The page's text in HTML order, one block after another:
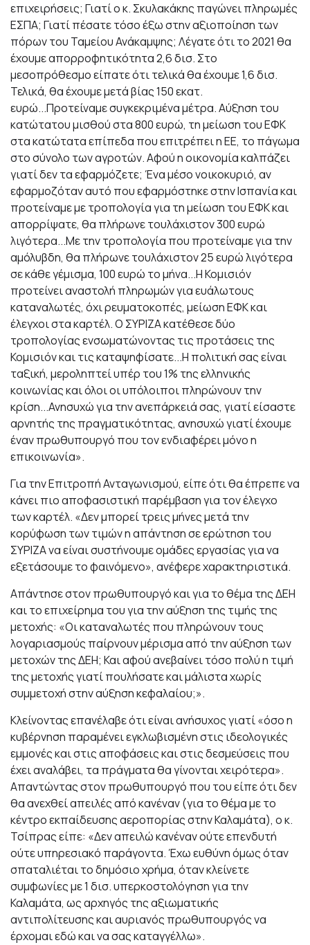
επιχειρήσεις; Γιατί ο κ. Σκυλακάκης παγώνει πληρωμές
ΕΣΠΑ; Γιατί πέσατε τόσο έξω στην αξιοποίηση των
πόρων του Ταμείου Ανάκαμψης; Λέγατε ότι το 2021 θα
έχουμε απορροφητικότητα 2,6 δισ. Στο
μεσοπρόθεσμο είπατε ότι τελικά θα έχουμε 1,6 δισ.
Τελικά, θα έχουμε μετά βίας 150 εκατ.
ευρώ...Προτείναμε συγκεκριμένα μέτρα. Αύξηση του
κατώτατου μισθού στα 800 ευρώ, τη μείωση του ΕΦΚ
στα κατώτατα επίπεδα που επιτρέπει η ΕΕ, το πάγωμα
στο σύνολο των αγροτών. Αφού η οικονομία καλπάζει
γιατί δεν τα εφαρμόζετε; Ένα μέσο νοικοκυριό, αν
εφαρμοζόταν αυτό που εφαρμόστηκε στην Ισπανία και
προτείναμε με τροπολογία για τη μείωση του ΕΦΚ και
απορρίψατε, θα πλήρωνε τουλάχιστον 300 ευρώ
λιγότερα...Με την τροπολογία που προτείναμε για την
αμόλυβδη, θα πλήρωνε τουλάχιστον 25 ευρώ λιγότερα
σε κάθε γέμισμα, 100 ευρώ το μήνα...Η Κομισιόν
προτείνει αναστολή πληρωμών για ευάλωτους
καταναλωτές, όχι ρευματοκοπές, μείωση ΕΦΚ και
έλεγχοι στα καρτέλ. Ο ΣΥΡΙΖΑ κατέθεσε δύο
τροπολογίας ενσωματώνοντας τις προτάσεις της
Κομισιόν και τις καταψηφίσατε...Η πολιτική σας είναι
ταξική, μεροληπτεί υπέρ του 1% της ελληνικής
κοινωνίας και όλοι οι υπόλοιποι πληρώνουν την
κρίση...Ανησυχώ για την ανεπάρκειά σας, γιατί είσαστε
αρνητής της πραγματικότητας, ανησυχώ γιατί έχουμε
έναν πρωθυπουργό που τον ενδιαφέρει μόνο η
επικοινωνία».
Για την Επιτροπή Ανταγωνισμού, είπε ότι θα έπρεπε να
κάνει πιο αποφασιστική παρέμβαση για τον έλεγχο
των καρτέλ. «Δεν μπορεί τρεις μήνες μετά την
κορύφωση των τιμών η απάντηση σε ερώτηση του
ΣΥΡΙΖΑ να είναι συστήνουμε ομάδες εργασίας για να
εξετάσουμε το φαινόμενο», ανέφερε χαρακτηριστικά.
Απάντησε στον πρωθυπουργό και για το θέμα της ΔΕΗ
και το επιχείρημα του για την αύξηση της τιμής της
μετοχής: «Οι καταναλωτές που πληρώνουν τους
λογαριασμούς παίρνουν μέρισμα από την αύξηση των
μετοχών της ΔΕΗ; Και αφού ανεβαίνει τόσο πολύ η τιμή
της μετοχής γιατί πουλήσατε και μάλιστα χωρίς
συμμετοχή στην αύξηση κεφαλαίου;».
Κλείνοντας επανέλαβε ότι είναι ανήσυχος γιατί «όσο η
κυβέρνηση παραμένει εγκλωβισμένη στις ιδεολογικές
εμμονές και στις αποφάσεις και στις δεσμεύσεις που
έχει αναλάβει, τα πράγματα θα γίνονται χειρότερα».
Απαντώντας στον πρωθυπουργό που του είπε ότι δεν
θα ανεχθεί απειλές από κανέναν (για το θέμα με το
κέντρο εκπαίδευσης αεροπορίας στην Καλαμάτα), ο κ.
Τσίπρας είπε: «Δεν απειλώ κανέναν ούτε επενδυτή
ούτε υπηρεσιακό παράγοντα. Έχω ευθύνη όμως όταν
σπαταλιέται το δημόσιο χρήμα, όταν κλείνετε
συμφωνίες με 1 δισ. υπερκοστολόγηση για την
Καλαμάτα, ως αρχηγός της αξιωματικής
αντιπολίτευσης και αυριανός πρωθυπουργός να
έρχομαι εδώ και να σας καταγγέλλω».